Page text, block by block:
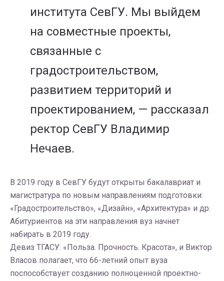
института СевГУ. Мы выйдем
на совместные проекты,
связанные с
градостроительством,
развитием территорий и
проектированием, — рассказал
ректор СевГУ Владимир
Нечаев.
В 2019 году в СевГУ будут открыты бакалавриат и
магистратура по новым направлениям подготовки:
«Градостроительство», «Дизайн», «Архитектура» и др.
Абитуриентов на эти направления вуз начнет
набирать в 2019 году.
Девиз ТГАСУ: «Польза. Прочность. Красота», и Виктор
Власов полагает, что 66-летний опыт вуза
поспособствует созданию полноценной проектно-